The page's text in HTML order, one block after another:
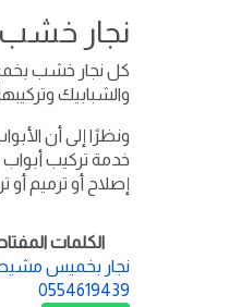
نجار
كل نجار خشب
والشبابيك
ونظرًا إلى أن
خدمة تركيب
إصلاح أو ترميم
الكلمات
نجار بخميس
0554619439